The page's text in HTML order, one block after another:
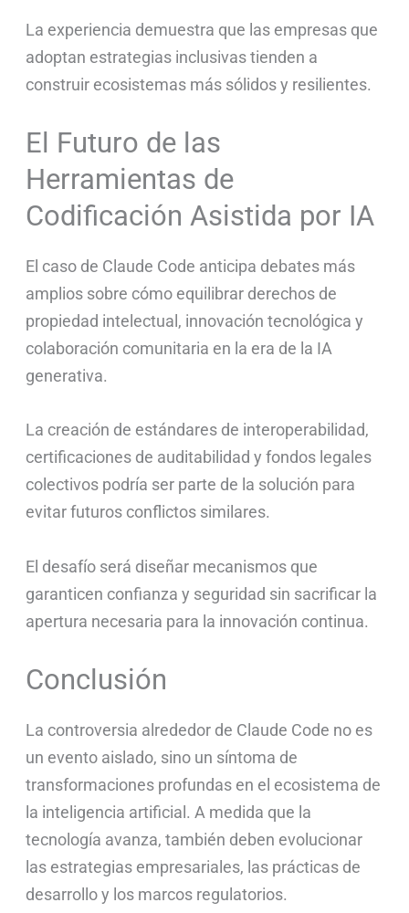
La experiencia demuestra que las empresas que
adoptan estrategias inclusivas tienden a
construir ecosistemas más sólidos y resilientes.
El Futuro de las
Herramientas de
Codificación Asistida por IA
El caso de Claude Code anticipa debates más
amplios sobre cómo equilibrar derechos de
propiedad intelectual, innovación tecnológica y
colaboración comunitaria en la era de la IA
generativa.
La creación de estándares de interoperabilidad,
certificaciones de auditabilidad y fondos legales
colectivos podría ser parte de la solución para
evitar futuros conflictos similares.
El desafío será diseñar mecanismos que
garanticen confianza y seguridad sin sacrificar la
apertura necesaria para la innovación continua.
Conclusión
La controversia alrededor de Claude Code no es
un evento aislado, sino un síntoma de
transformaciones profundas en el ecosistema de
la inteligencia artificial. A medida que la
tecnología avanza, también deben evolucionar
las estrategias empresariales, las prácticas de
desarrollo y los marcos regulatorios.